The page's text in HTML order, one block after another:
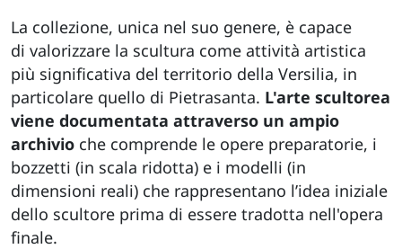
La collezione, unica nel suo genere, è capace
di valorizzare la scultura come attività artistica
più significativa del territorio della Versilia, in
particolare quello di Pietrasanta. L'arte scultorea
viene documentata attraverso un ampio
archivio che comprende le opere preparatorie, i
bozzetti (in scala ridotta) e i modelli (in
dimensioni reali) che rappresentano l’idea iniziale
dello scultore prima di essere tradotta nell'opera
finale.